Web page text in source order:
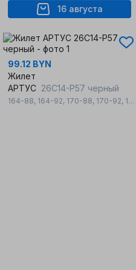
16 августа
99.12 BYN
Жилет
АРТУС 26С14-Р57 черный
164-88, 164-92, 170-88, 170-92, 176-96